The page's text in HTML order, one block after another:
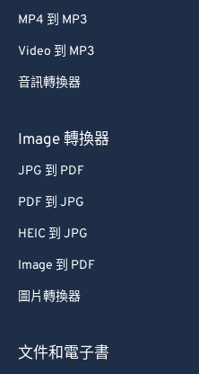
MP4 到 MP3
Video 到 MP3
音訊轉換器
Image 轉換器
JPG 到 PDF
PDF 到 JPG
HEIC 到 JPG
Image 到 PDF
圖片轉換器
文件和電子書